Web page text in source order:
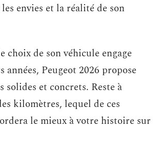
envies et la réalité de son
choix de son véhicule engage
années, Peugeot 2026 propose
solides et concrets. Reste à
kilomètres, lequel de ces
le mieux à votre histoire sur